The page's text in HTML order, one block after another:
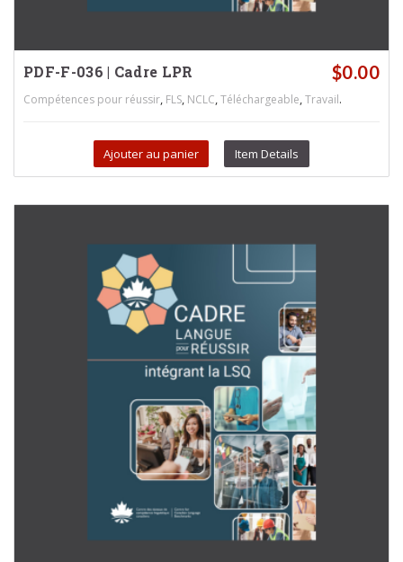
PDF-F-036 | Cadre LPR $0.00
Compétences pour réussir, FLS, NCLC,Téléchargeable,Travail.
Ajouter au panier Item Details